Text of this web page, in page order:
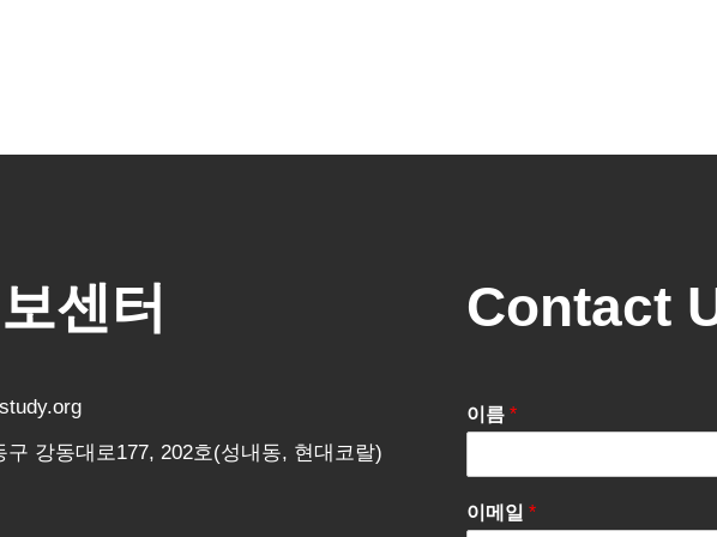
센터
강동대로177, 202호(성내동, 현대코랄)
Contact
이름 *
이메일 *